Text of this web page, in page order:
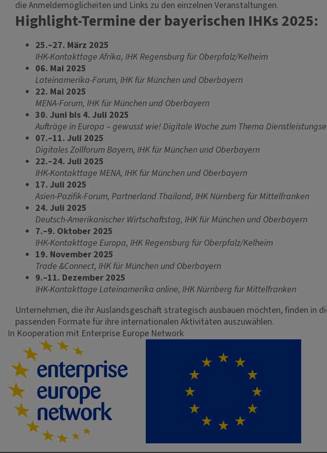
die Anmeldemöglicheiten und Links zu den einzelnen Veranstaltungen.
Highlight-Termine der bayerischen IHKs 2025:
25.–27. März 2025
IHK-Kontakttage Afrika, IHK Regensburg für Oberpfalz/Kelheim
06. Mai 2025
Lateinamerika-Forum, IHK für München und Oberbayern
22. Mai 2025
MENA-Forum, IHK für München und Oberbayern
30. Juni bis 4. Juli 2025
Aufträge in Europa – gewusst wie! Digitale Woche zum Thema
07.–11. Juli 2025
Digitales Zollforum Bayern, IHK für München und Oberbayern
22.–24. Juli 2025
IHK-Kontakttage MENA, IHK für München und Oberbayern
17. Juli 2025
Asien-Pazifik-Forum, Partnerland Thailand, IHK Nürnberg für Mittelfranken
24. Juli 2025
Deutsch-Amerikanischer Wirtschaftstag, IHK für München und Oberbayern
7.–9. Oktober 2025
IHK-Kontakttage Europa, IHK Regensburg für Oberpfalz/Kelheim
19. November 2025
Trade &Connect, IHK für München und Oberbayern
9.–11. Dezember 2025
IHK-Kontakttage Lateinamerika online, IHK Nürnberg für Mittelfranken
Unternehmen, die ihr Auslandsgeschäft strategisch ausbauen möchten, finden
passenden Formate für ihre internationalen Aktivitäten auszuwählen.
In Kooperation mit Enterprise Europe Network